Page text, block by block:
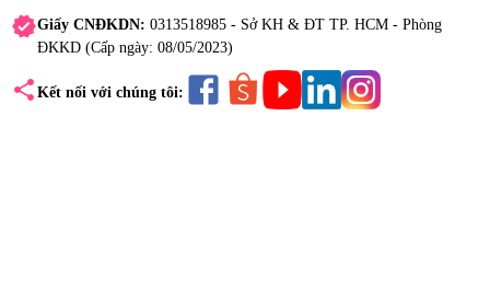
verifiedGiấy CNĐKDN: 0313518985 - Sở KH & ĐT TP. HCM - Phòng
ĐKKD (Cấp ngày: 08/05/2023)
share Kết nối với chúng tôi: